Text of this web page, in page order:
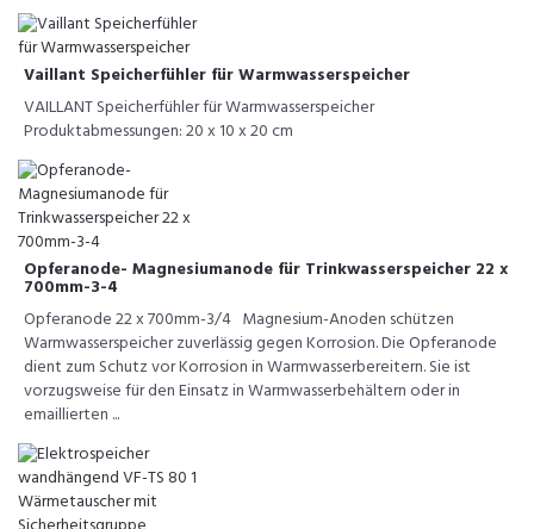
Vaillant Speicherfühler für Warmwasserspeicher
VAILLANT Speicherfühler für Warmwasserspeicher
Produktabmessungen: 20 x 10 x 20 cm
Opferanode- Magnesiumanode für Trinkwasserspeicher 22 x
700mm-3-4
Opferanode 22 x 700mm-3/4 Magnesium-Anoden schützen
Warmwasserspeicher zuverlässig gegen Korrosion. Die Opferanode
dient zum Schutz vor Korrosion in Warmwasserbereitern. Sie ist
vorzugsweise für den Einsatz in Warmwasserbehältern oder in
emaillierten ...